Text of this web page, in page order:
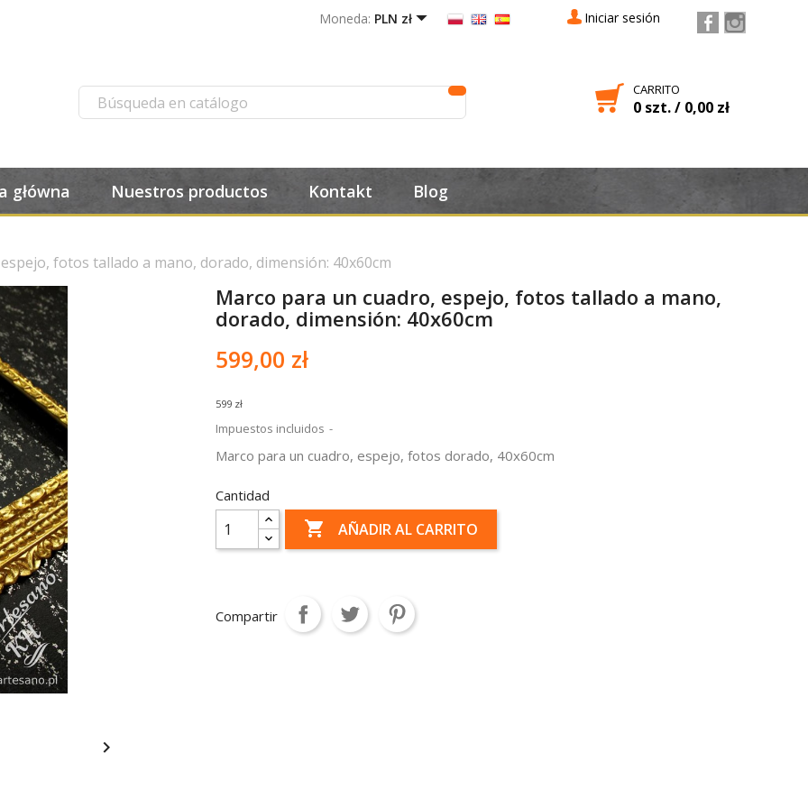
Moneda: PLN zł Iniciar sesión
CARRITO
0 szt. / 0,00 zł
główna Nuestros productos Kontakt Blog
fotos tallado a mano, dorado, dimensión: 40x60cm

Marco para un cuadro, espejo, fotos tallado a mano,
dorado, dimensión: 40x60cm
599,00 zł
599 zł
Impuestos incluidos
Marco para un cuadro, espejo, fotos dorado, 40x60cm
Cantidad
 AÑADIR AL CARRITO
Compartir